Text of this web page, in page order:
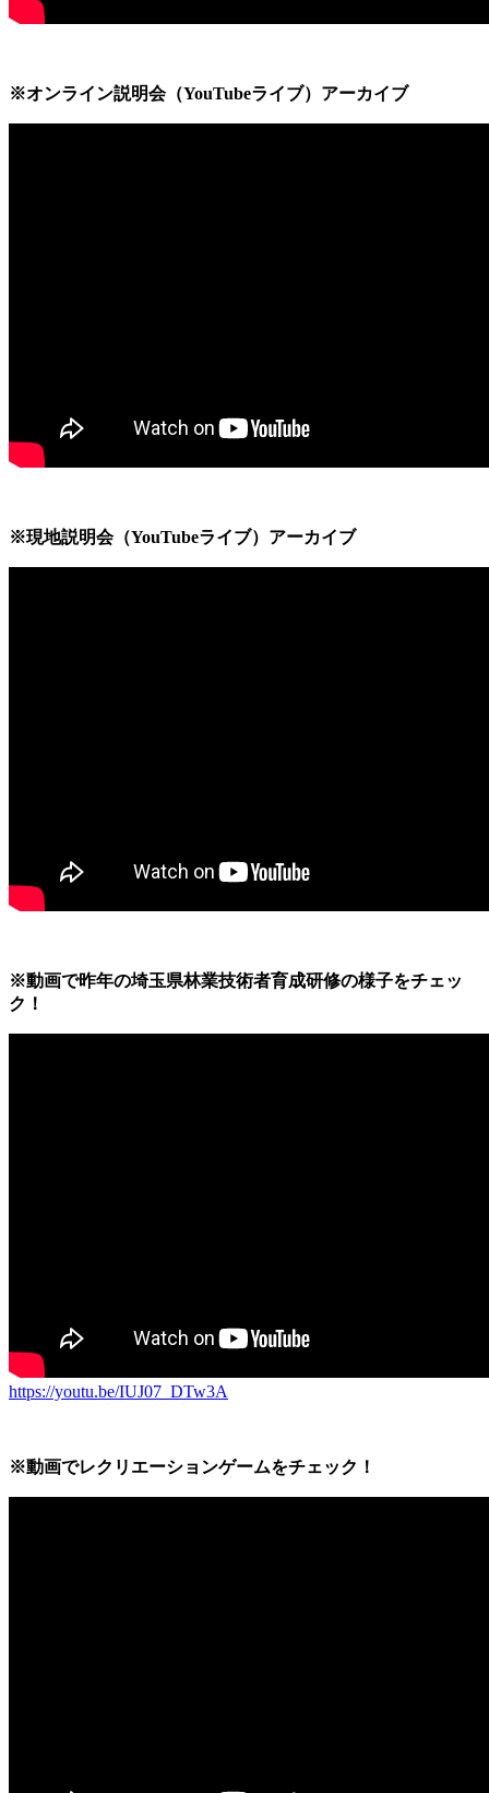
※オンライン説明会（YouTubeライブ）アーカイブ
※現地説明会（YouTubeライブ）アーカイブ
※動画で昨年の埼玉県林業技術者育成研修の様子をチェッ
ク！
https://youtu.be/IUJ07_DTw3A
※動画でレクリエーションゲームをチェック！